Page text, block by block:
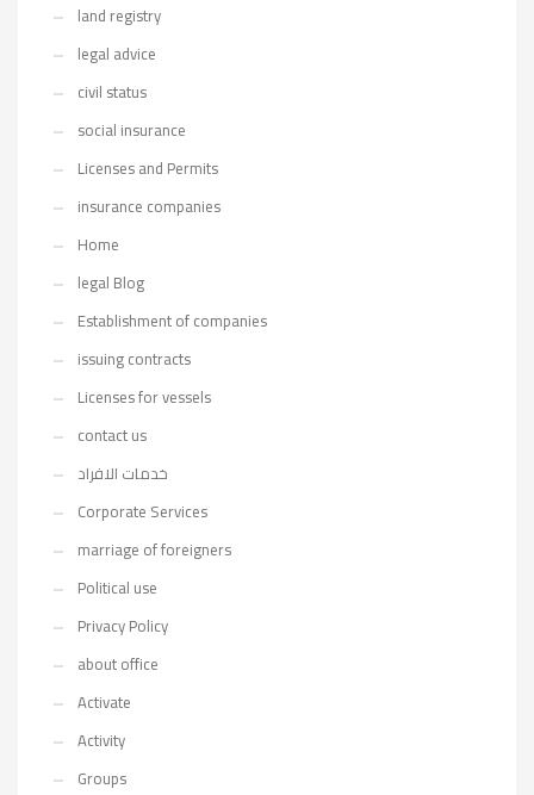
land registry
legal advice
civil status
social insurance
Licenses and Permits
insurance companies
Home
legal Blog
Establishment of companies
issuing contracts
Licenses for vessels
contact us
خدمات الافراد
Corporate Services
marriage of foreigners
Political use
Privacy Policy
about office
Activate
Activity
Groups